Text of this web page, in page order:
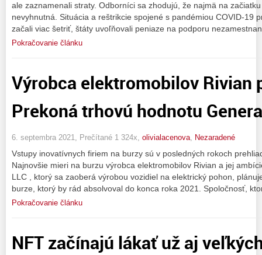
ale zaznamenali straty. Odborníci sa zhodujú, že najmä na
nevyhnutná. Situácia a reštrikcie spojené s pandémiou COVID-19
začali viac šetriť, štáty uvoľňovali peniaze na podporu
Pokračovanie článku
Výrobca elektromobilov Rivian
Prekoná trhovú hodnotu
6. septembra 2021, Prečítané 1 324x, olivialacenova Nezaradené
Vstupy inovatívnych firiem na burzy sú v posledných rokoch
Najnovšie mieri na burzu výrobca elektromobilov Rivian a jej
LLC , ktorý sa zaoberá výrobou vozidiel na elektrický pohon,
burze, ktorý by rád absolvoval do konca roka 2021. Spoločnosť,
Pokračovanie článku
NFT začínajú lákať už aj